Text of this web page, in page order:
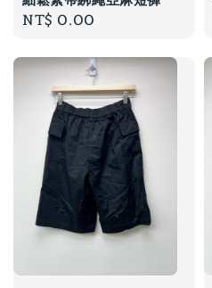
Regular
NT$ 0.00